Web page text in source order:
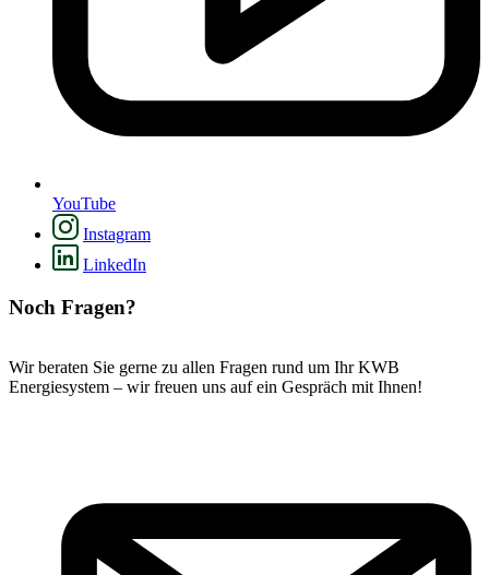
YouTube
Instagram
LinkedIn
Noch Fragen?
Wir beraten Sie gerne zu allen Fragen rund um Ihr KWB
Energiesystem – wir freuen uns auf ein Gespräch mit Ihnen!